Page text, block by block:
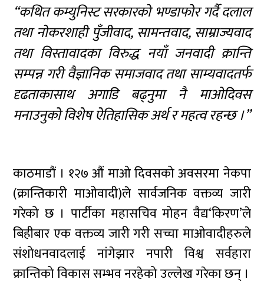
“कथित कम्युनिस्ट सरकारको भण्डाफोर गर्दै दलाल
तथा नोकरशाही पुँजीवाद, सामन्तवाद, साम्राज्यवाद
तथा विस्तावादका विरुद्ध नयाँ जनवादी क्रान्ति
सम्पन्न गरी वैज्ञानिक समाजवाद तथा साम्यवादतर्फ
दृढताकासाथ अगाडि बढ्नुमा नै माओदिवस
मनाउनुको विशेष ऐतिहासिक अर्थ र महत्व रहन्छ ।”
काठमाडौं । १२७ औं माओ दिवसको अवसरमा नेकपा
(क्रान्तिकारी माओवादी)ले सार्वजनिक वक्तव्य जारी
गरेको छ । पार्टीका महासचिव मोहन वैद्य‘किरण’ले
बिहीबार एक वक्तव्य जारी गरी सच्चा माओवादीहरुले
संशोधनवादलाई नांगेझार नपारी विश्व सर्वहारा
क्रान्तिको विकास सम्भव नरहेको उल्लेख गरेका छन् ।